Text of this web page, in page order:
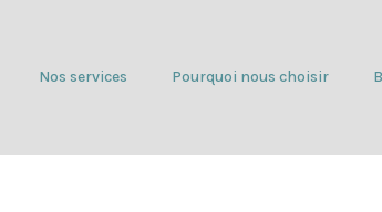
Nos services Pourquoi nous choisir